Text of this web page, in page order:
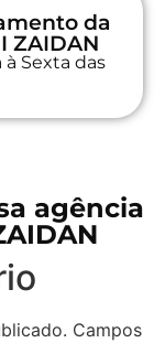
da
ZAIDAN
Sexta das
agência
Campos